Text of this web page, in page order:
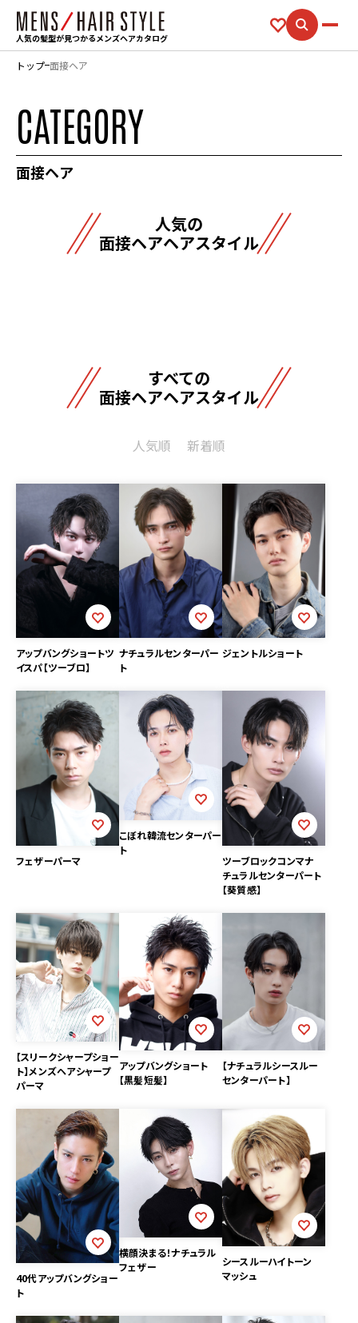
人気の髪型が見つかるメンズヘアカタログ
トップ 面接ヘア
CATEGORY
面接ヘア
人気の
面接ヘアヘアスタイル
すべての
面接ヘアヘアスタイル
人気順 新着順
アップバングショートツ
イスパ【ツーブロ】
ナチュラルセンターパー
ト
ジェントルショート
フェザーパーマ
こぼれ韓流センターパー
ト
ツーブロックコンマナ
チュラルセンターパート
【葵質感】
【スリークシャープショー
ト】メンズヘアシャープ
パーマ
アップバングショート
【黒髪短髪】
【ナチュラルシースルー
センターパート】
40代アップバングショー
ト
横顔決まる！ナチュラル
フェザー
シースルーハイトーン
マッシュ